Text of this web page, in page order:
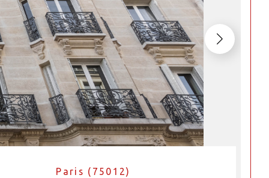
Paris (75012)